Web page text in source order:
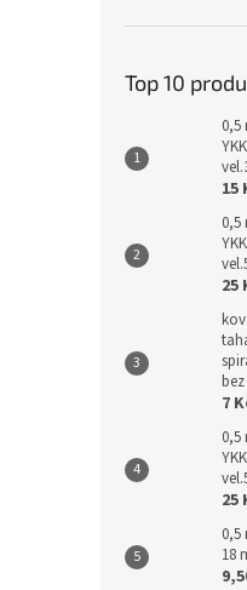
Top 10
0,5
15
0,5
25
7
0,5
25
0,5
18